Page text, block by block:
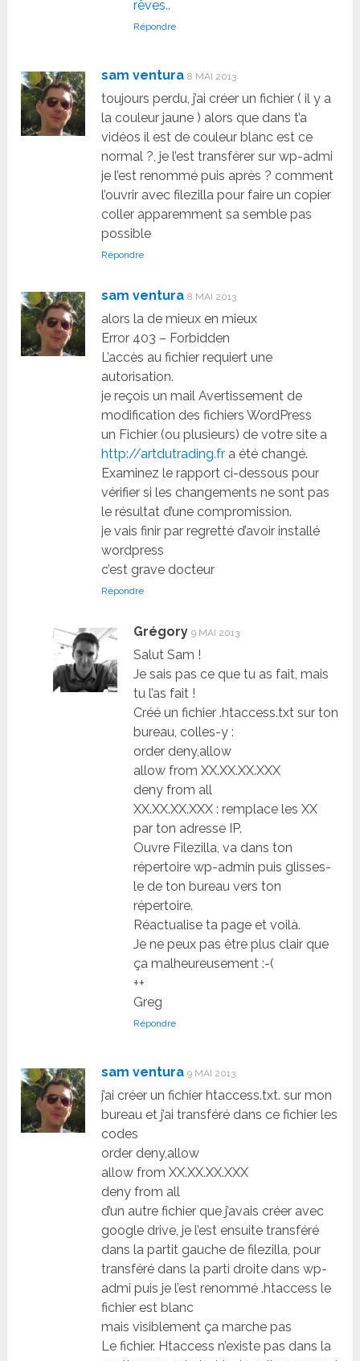
rêves..
Répondre
sam ventura 8 MAI 2013
toujours perdu, j’ai créer un fichier ( il y a
la couleur jaune ) alors que dans t’a
vidéos il est de couleur blanc est ce
normal ?, je l’est transférer sur wp-admi
je l’est renommé puis après ? comment
l’ouvrir avec filezilla pour faire un copier
coller apparemment sa semble pas
possible
Répondre
sam ventura 8 MAI 2013
alors la de mieux en mieux
Error 403 – Forbidden
L’accès au fichier requiert une
autorisation.
je reçois un mail Avertissement de
modification des fichiers WordPress
un Fichier (ou plusieurs) de votre site a
http://artdutrading.fr a été changé.
Examinez le rapport ci-dessous pour
vérifier si les changements ne sont pas
le résultat d’une compromission.
je vais finir par regretté d’avoir installé
wordpress
c’est grave docteur
Répondre
Grégory 9 MAI 2013
Salut Sam !
Je sais pas ce que tu as fait, mais
tu l’as fait !
Créé un fichier .htaccess.txt sur ton
bureau, colles-y :
order deny,allow
allow from XX.XX.XX.XXX
deny from all
XX.XX.XX.XXX : remplace les XX
par ton adresse IP.
Ouvre Filezilla, va dans ton
répertoire wp-admin puis glisses-
le de ton bureau vers ton
répertoire.
Réactualise ta page et voilà.
Je ne peux pas être plus clair que
ça malheureusement :-(
++
Greg
Répondre
sam ventura 9 MAI 2013
j’ai créer un fichier htaccess.txt. sur mon
bureau et j’ai transféré dans ce fichier les
codes
order deny,allow
allow from XX.XX.XX.XXX
deny from all
d’un autre fichier que j’avais créer avec
google drive, je l’est ensuite transféré
dans la partit gauche de filezilla, pour
transféré dans la parti droite dans wp-
admi puis je l’est renommé .htaccess le
fichier est blanc
mais visiblement ça marche pas
Le fichier. Htaccess n’existe pas dans la